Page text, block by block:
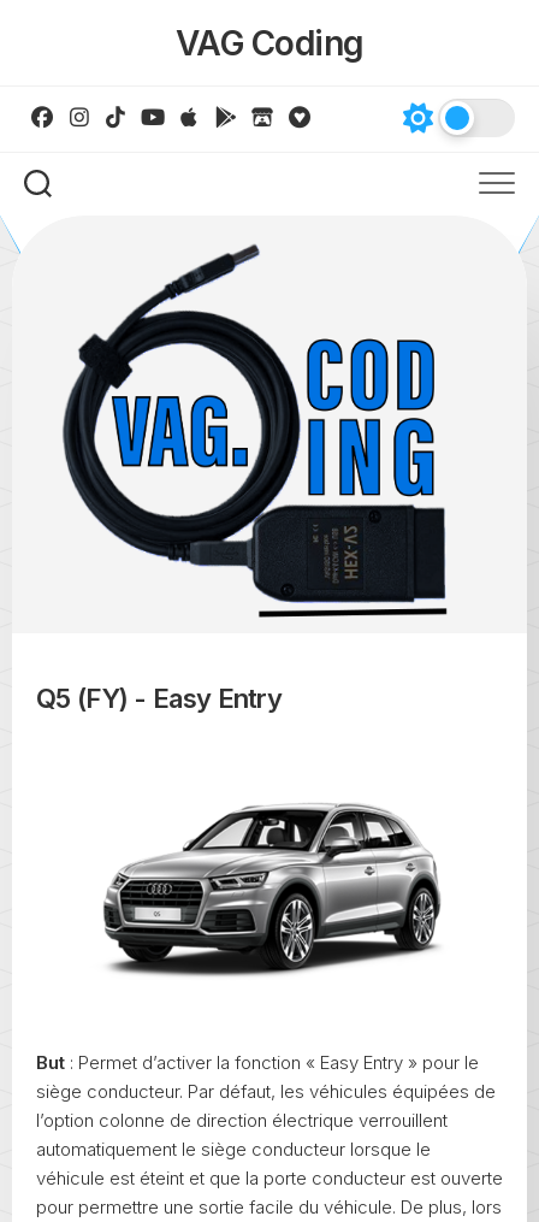
VAG Coding
Q5 (FY) - Easy Entry
But : Permet d’activer la fonction « Easy Entry » pour le
siège conducteur. Par défaut, les véhicules équipées de
l’option colonne de direction électrique verrouillent
automatiquement le siège conducteur lorsque le
véhicule est éteint et que la porte conducteur est ouverte
pour permettre une sortie facile du véhicule. De plus, lors